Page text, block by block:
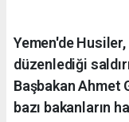
Yemen'de
düzenlediği
Başbakan Ahmet
bazı bakanların